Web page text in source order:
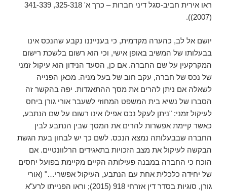
ראו אירית חביב-סגל דיני חברות – כרך א' 325-318, 341-339
(2007)).
יושם אל לב, כהערה מקדמית, כי בענייננו נקבע שהנכס אינו
בבעלותו של המשיב באופן אישי, וכי הוא רשום בלשכת רישום
המקרקעין על שם החברה. אם כן, הסעד הנידון הוא עיקול זמני
של נכס של חברה, עקב חוב של בעל מניה. מכאן הפנייה
לשאלה אם ניתן להרים את מסך ההתאגדות. יפה בהקשר זה
הסברו של נשיא בית המשפט המחוזי לשעבר אורי גורן ביחס
לעיקול זמני: "ניתן לעקל נכס אפילו אינו רשום על שם הנתבע,
כאשר קיימת אפשרות להרים את המסך שבין הנתבע לבין
החברה שבבעלותה נמצא הנכס. לשם כך יש לבחון בעת הגשת
הבקשה לעיקול את מצב הזכויות בתאגידים הרלוונטיים. אם
הוכח כי החברה במבנה פעילותה הקיים מקיימת בפועל יחסים
של יחידה כלכלית אחת עם הנתבע, העיקול אפשרי…" (אורי
גורן, סוגיות בסדר דין אזרחי 918 (2015); וראו הפנייתו לרע"א